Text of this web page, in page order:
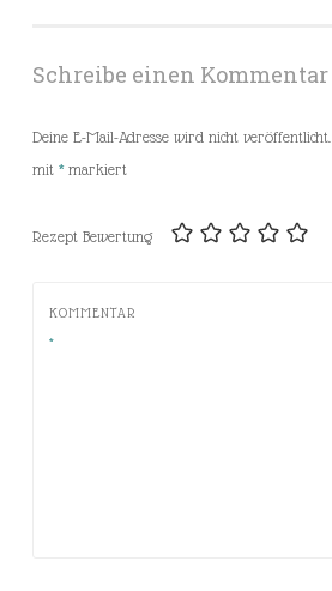
Schreibe einen Kommentar
Deine E-Mail-Adresse wird nicht veröffentlicht.
mit *markiert
Rezept Bewertung
KOMMENTAR
*